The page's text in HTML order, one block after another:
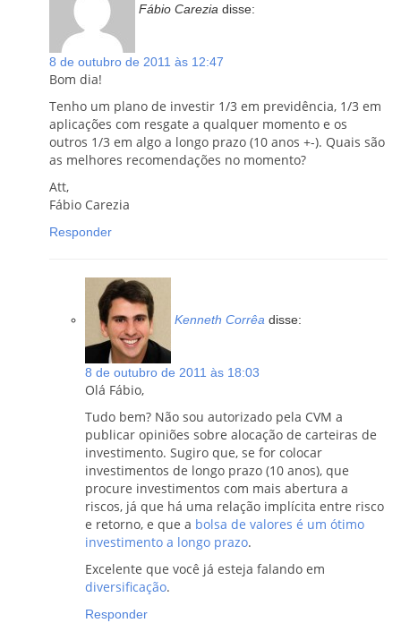
Fábio Carezia disse:
8 de outubro de 2011 às 12:47
Bom dia!
Tenho um plano de investir 1/3 em previdência, 1/3 em
aplicações com resgate a qualquer momento e os
outros 1/3 em algo a longo prazo (10 anos +-). Quais são
as melhores recomendações no momento?
Att,
Fábio Carezia
Responder
Kenneth Corrêa disse:
8 de outubro de 2011 às 18:03
Olá Fábio,
Tudo bem? Não sou autorizado pela CVM a
publicar opiniões sobre alocação de carteiras de
investimento. Sugiro que, se for colocar
investimentos de longo prazo (10 anos), que
procure investimentos com mais abertura a
riscos, já que há uma relação implícita entre risco
e retorno, e que a bolsa de valores é um ótimo
investimento a longo prazo.
Excelente que você já esteja falando em
diversificação.
Responder